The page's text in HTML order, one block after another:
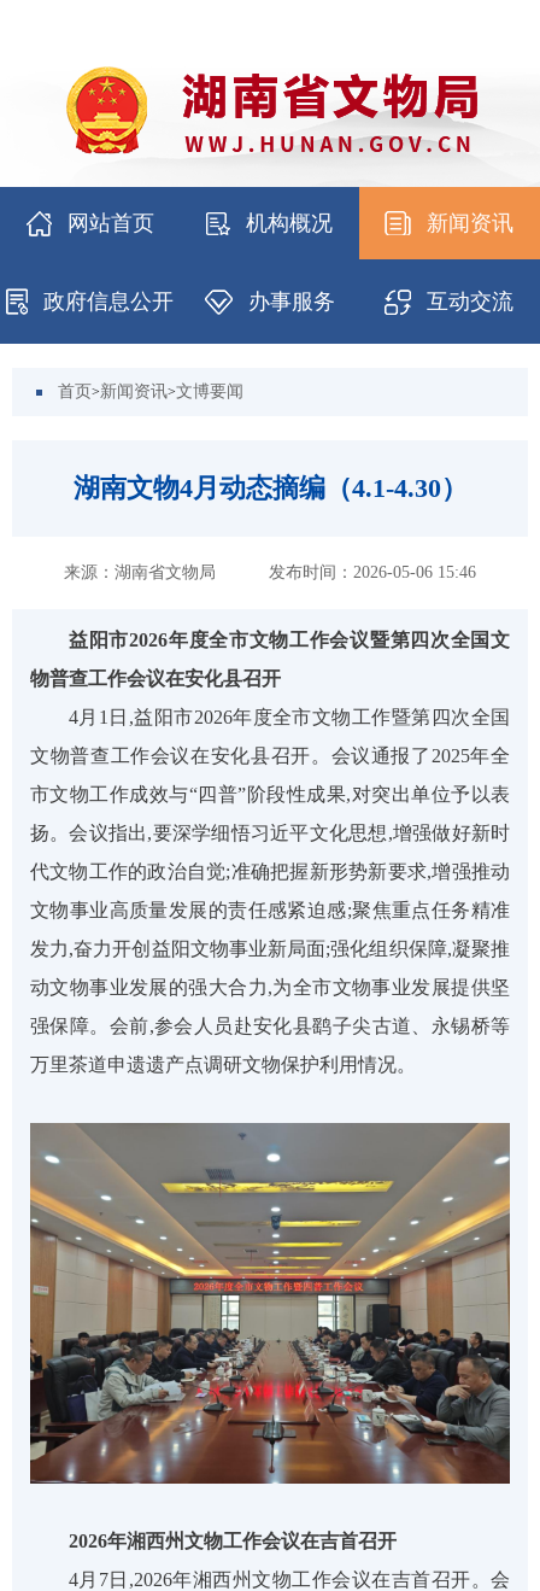
网站首页 机构概况 新闻资讯
政府信息公开 办事服务 互动交流
首页 >新闻资讯>文博要闻
湖南文物4月动态摘编（4.1-4.30）
来源：湖南省文物局 发布时间：2026-05-06 15:46
益阳市2026年度全市文物工作会议暨第四次全国文
物普查工作会议在安化县召开
4月1日 ,益阳市2026年度全市文物工作暨第四次全国
文物普查工作会议在安化县召开。会议通报了 2025年全
市文物工作成效与“四普”阶段性成果,对突出单位予以表
扬。会议指出,要深学细悟习近平文化思想,增强做好新时
代文物工作的政治自觉;准确把握新形势新要求,增强推动
文物事业高质量发展的责任感紧迫感;聚焦重点任务精准
发力,奋力开创益阳文物事业新局面;强化组织保障,凝聚推
动文物事业发展的强大合力,为全市文物事业发展提供坚
强保障。会前,参会人员赴安化县鹞子尖古道、永锡桥等
万里茶道申遗遗产点调研文物保护利用情况。
2026年湘西州文物工作会议在吉首召开
4月7日 ,2026年湘西州文物工作会议在吉首召开。会